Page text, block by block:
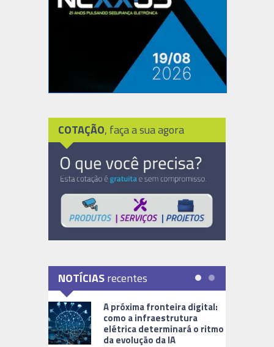
COTAÇÃO, faça a sua agora
NOTÍCIASrecentes
A próxima fronteira digital:
como a infraestrutura
elétrica determinará o ritmo
da evolução da IA